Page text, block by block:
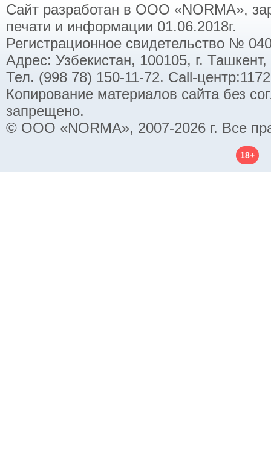
Сайт разработан в ООО «NORMA»,
печати и информации 01.06.2018г.
Регистрационное свидетельство №
Адрес: Узбекистан, 100105, г.
Тел. (998 78) 150-11-72. Call-
Копирование материалов сайта без
запрещено.
© ООО «NORMA», 2007-2026 г. Все
18+